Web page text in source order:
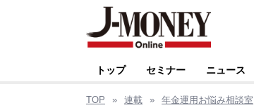
トップ セミナー ニュース
TOP » 連載 » 年金運用お悩み相談室